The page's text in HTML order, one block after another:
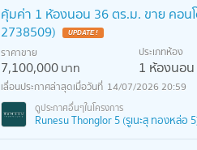
คุ้มค่า 1 ห้องนอน 36 ตร.ม. ขาย คอน
2738509)
ราคาขาย
7,100,000บาท
ประเภทห้อง
1 ห้องนอน
14/07/2026 20:59
Runesu Thonglor 5 (รูเนะสุ ทองหล่อ